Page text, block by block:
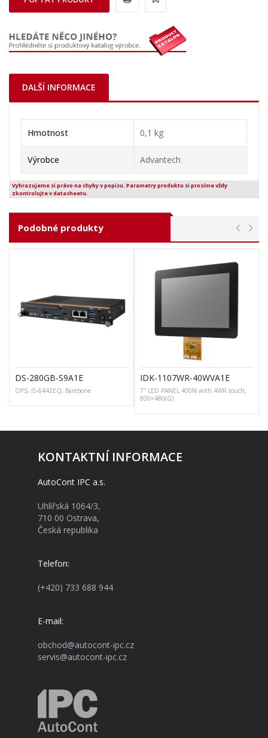
DALŠÍ INFORMACE
Hmotnost 0,1 kg
Výrobce Advantech
Vyhrazujeme si právo na chyby v popisu. Parametry produktu si prosíme vždy
zkontrolujte v datasheetu.
Podobné produkty
DS-280GB-S9A1E
OPS, i5-6442EQ, Barebone
IDK-1107WR-40WVA1E
7″ LED PANEL 400N with 4WR touch,
800×480(G)
KONTAKTNÍ INFORMACE
AutoCont IPC a.s.
Uhlířská 1064/3,
710 00 Ostrava,
Česká republika
Telefon:
(+420) 733 688 944
E-mail:
obchod@autocont-ipc.cz
servis@autocont-ipc.cz